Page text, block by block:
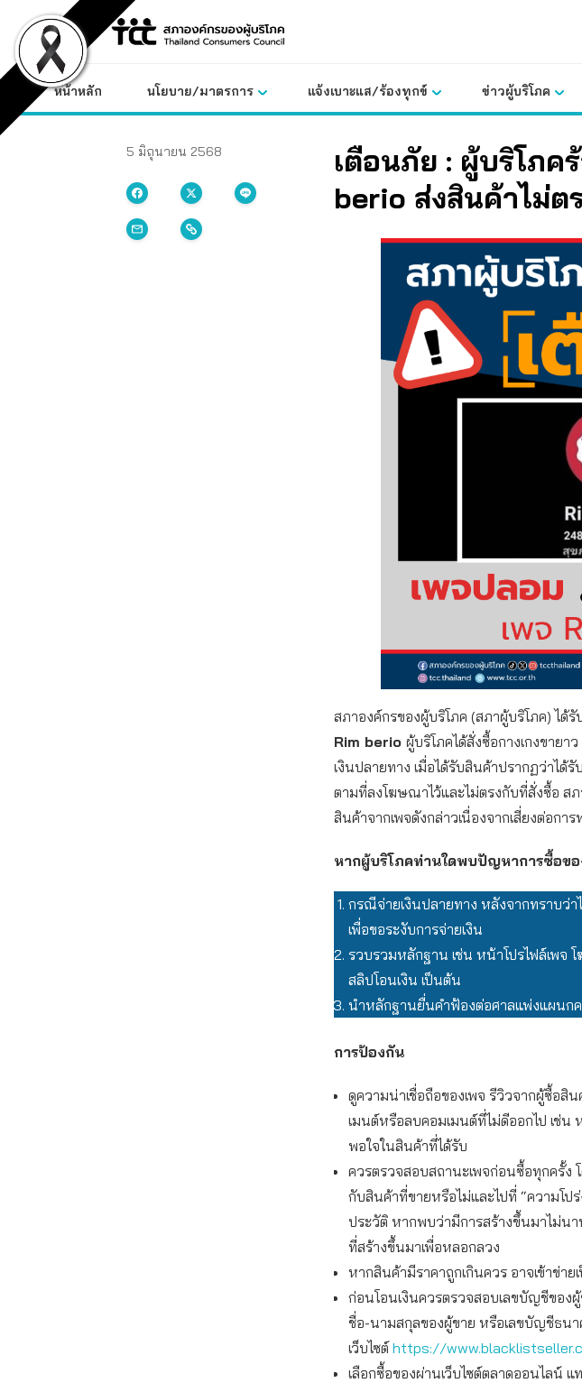
content
หน้าหลัก นโยบาย/มาตรการ แจ้งเบาะแส/ร้องทุกข์ ข่าวผู้บริโภค
5 มิถุนายน 2568 เตือนภัย : ผู้บริโภค
berio ส่งสินค้าไม่ต
สภาองค์กรของผู้บริโภค (สภาผู้บริโภค) ได้
Rim berio ผู้บริโภคได้สั่งซื้อกางเกงขายา
เงินปลายทาง เมื่อได้รับสินค้าปรากฏว่าได้
ตามที่ลงโฆษณาไว้และไม่ตรงกับที่สั่งซื้อ ส
สินค้าจากเพจดังกล่าวเนื่องจากเสี่ยงต่อก
หากผู้บริโภคท่านใดพบปัญหาการซื้อขอ
กรณีจ่ายเงินปลายทาง หลังจากทราบว่
เพื่อขอระงับการจ่ายเงิน
รวบรวมหลักฐาน เช่น หน้าโปรไฟล์เพ
สลิปโอนเงิน เป็นต้น
นำหลักฐานยื่นคำฟ้องต่อศาลแพ่งแผนก
การป้องกัน
ดูความน่าเชื่อถือของเพจ รีวิวจากผู้ซื้อสิ
เมนต์หรือลบคอมเมนต์ที่ไม่ดีออกไป เช่
พอใจในสินค้าที่ได้รับ
ควรตรวจสอบสถานะเพจก่อนซื้อทุกครั้ง
กับสินค้าที่ขายหรือไม่และไปที่ “ความโปร่
ประวัติ หากพบว่ามีการสร้างขึ้นมาไม่นา
ที่สร้างขึ้นมาเพื่อหลอกลวง
หากสินค้ามีราคาถูกเกินควร อาจเข้าข่า
ก่อนโอนเงินควรตรวจสอบเลขบัญชีของ
ชื่อ-นามสกุลของผู้ขาย หรือเลขบัญชีธนา
เว็บไซต์ https://
เลือกซื้อของผ่านเว็บไซต์ตลาดออนไลน์